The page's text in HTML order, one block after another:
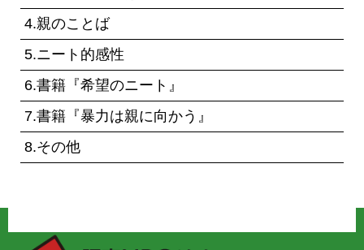
4.親のことば
5.ニート的感性
6.書籍『希望のニート』
7.書籍『暴力は親に向かう』
8.その他